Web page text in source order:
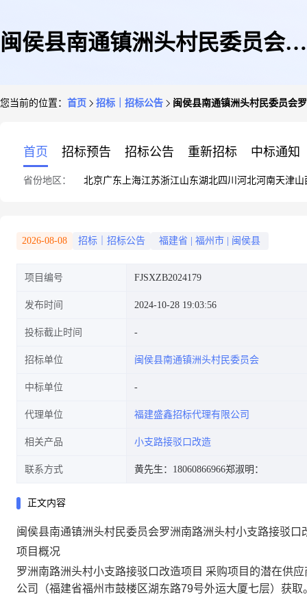
闽侯县南通镇洲头村民委员会罗
您当前的位置： 首页 招标｜招标公告 闽侯县南通镇洲头村民委员会
首页 招标预告 招标公告 重新招标 中标通知
省份地区： 北京广东 上海江苏浙江山东湖北四川 河北河南天津山
2026-08-08 招标｜招标公告 福建省 福州市 闽侯县
项目编号 FJSXZB2024179
发布时间 2024-10-28 19:03:56
投标截止时间
招标单位 闽侯县南通镇洲头村民委员会
中标单位
代理单位 福建盛鑫招标代理有限公司
相关产品 小支路接驳口改造
联系方式 黄先生：18060866966郑淑明：
正文内容
闽侯县南通镇洲头村民委员会罗洲南路洲头村小支路接驳口
项目概况
罗洲南路洲头村小支路接驳口改造项目 采购项目的潜在供
公司（福建省福州市鼓楼区湖东路79号外运大厦七层）获